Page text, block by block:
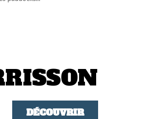
DÉCOUVRIR